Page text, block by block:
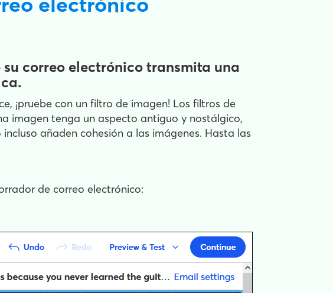
correo electrónico transmita una
¡pruebe con un filtro de imagen! Los filtros de
imagen tenga un aspecto antiguo y nostálgico,
añaden cohesión a las imágenes. Hasta las
de correo electrónico: